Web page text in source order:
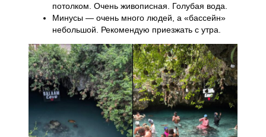
потолком. Очень живописная. Голубая вода.
Минусы — очень много людей, а «бассейн»
небольшой. Рекомендую приезжать с утра.